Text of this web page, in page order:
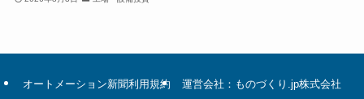
オートメーション新聞利用規約 運営会社：ものづくり.jp株式会社